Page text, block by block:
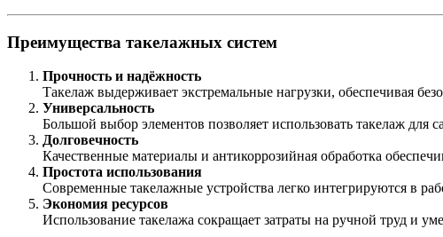
Преимущества такелажных систем
Прочность и надёжность
Такелаж выдерживает экстремальные нагрузки, обеспечивая
Универсальность
Большой выбор элементов позволяет использовать такелаж для
Долговечность
Качественные материалы и антикоррозийная обработка
Простота использования
Современные такелажные устройства легко интегрируются в
Экономия ресурсов
Использование такелажа сокращает затраты на ручной труд и